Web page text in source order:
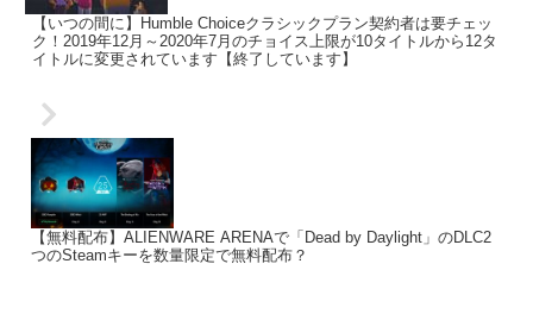
【いつの間に】Humble Choiceクラシックプラン契約者は要チェッ
ク！2019年12月～2020年7月のチョイス上限が10タイトルから12タ
イトルに変更されています【終了しています】
【無料配布】ALIENWARE ARENAで「Dead by Daylight」のDLC2
つのSteamキーを数量限定で無料配布？